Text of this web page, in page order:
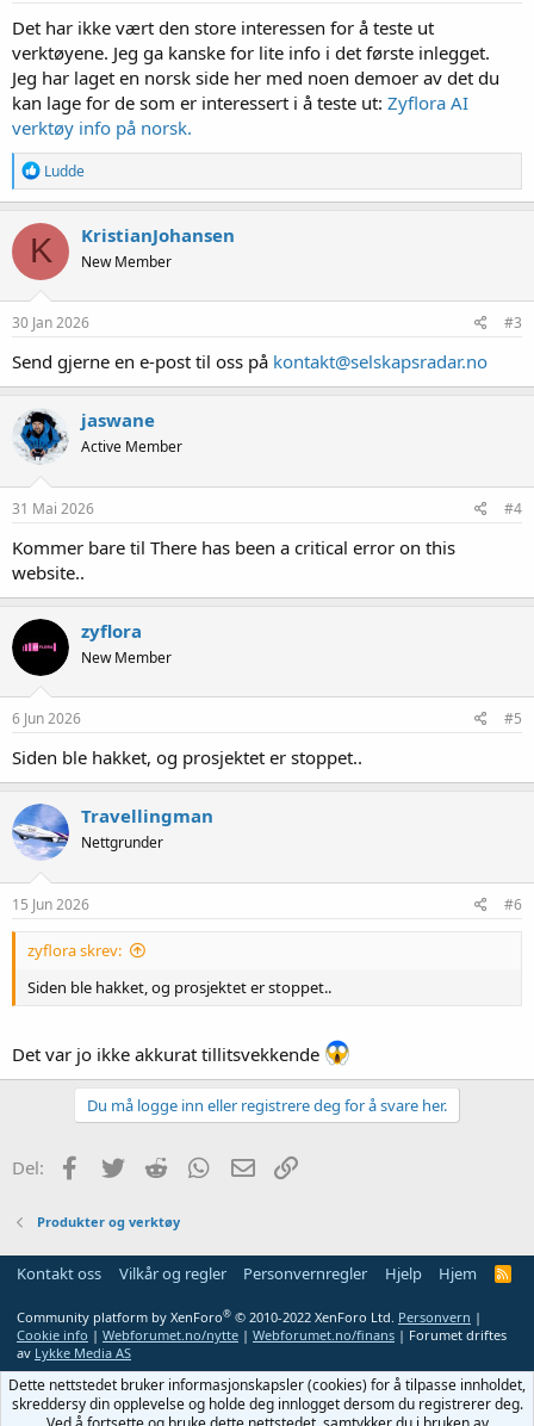
Det har ikke vært den store interessen for å teste ut
verktøyene. Jeg ga kanske for lite info i det første inlegget.
Jeg har laget en norsk side her med noen demoer av det du
kan lage for de som er interessert i å teste ut: Zyflora AI
verktøy info på norsk.
R
e
a
k
s
j
o
n
e
:
Ludde
K KristianJohansen
New Member
30 Jan 2026 #3
Send gjerne en e-post til oss på kontakt@selskapsradar.no
jaswane
Active Member
31 Mai 2026 #4
Kommer bare til There has been a critical error on this
website..
zyflora
New Member
6 Jun 2026 #5
Siden ble hakket, og prosjektet er stoppet..
Travellingman
Nettgrunder
15 Jun 2026 #6
zyflora skrev:
Siden ble hakket, og prosjektet er stoppet..
Det var jo ikke akkurat tillitsvekkende
Du må logge inn eller registrere deg for å svare her.
Del: Facebook
Twitter Reddit WhatsApp
E-post
Produkter og verktøy
Kontakt oss Vilkår og regler Personvernregler Hjelp Hjem
R
Community platform by XenForo® © 2010-2022 XenForo Ltd. Personvern |
Cookie info | Webforumet.no/nytte | Webforumet.no/finans | Forumet driftes
av Lykke Media AS
Dette nettstedet bruker informasjonskapsler (cookies) for å tilpasse innholdet,
skreddersy din opplevelse og holde deg innlogget dersom du registrerer deg.